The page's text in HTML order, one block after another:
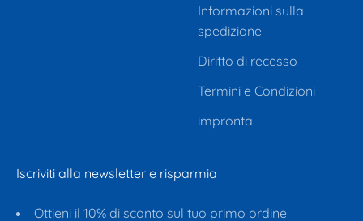
Informazioni sulla
spedizione
Diritto di recesso
Termini e Condizioni
impronta
Iscriviti alla newsletter e risparmia
Ottieni il 10% di sconto sul tuo primo ordine